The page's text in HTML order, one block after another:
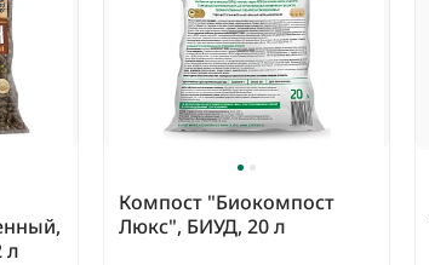
л
Компост "Биокомпост
Люкс", БИУД, 20 л